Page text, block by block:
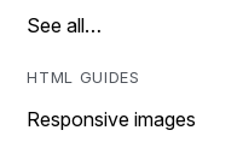
See all…
HTML GUIDES
Responsive images